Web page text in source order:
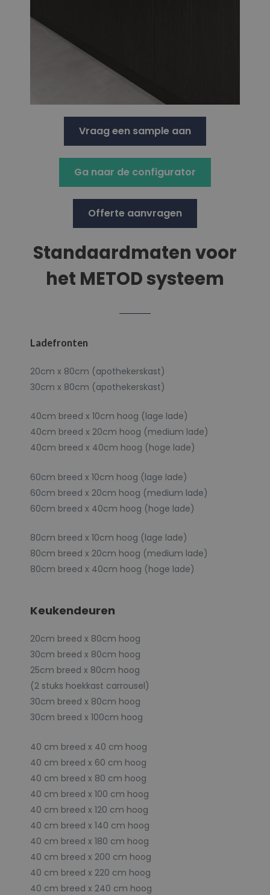
Vraag een sample aan
Ga naar de configurator
Offerte aanvragen
Standaardmaten voor
het METOD systeem
Ladefronten
20cm x 80cm (apothekerskast)
30cm x 80cm (apothekerskast)
40cm breed x 10cm hoog (lage lade)
40cm breed x 20cm hoog (medium lade)
40cm breed x 40cm hoog (hoge lade)
60cm breed x 10cm hoog (lage lade)
60cm breed x 20cm hoog (medium lade)
60cm breed x 40cm hoog (hoge lade)
80cm breed x 10cm hoog (lage lade)
80cm breed x 20cm hoog (medium lade)
80cm breed x 40cm hoog (hoge lade)
Keukendeuren
20cm breed x 80cm hoog
30cm breed x 80cm hoog
25cm breed x 80cm hoog
(2 stuks hoekkast carrousel)
30cm breed x 80cm hoog
30cm breed x 100cm hoog
40 cm breed x 40 cm hoog
40 cm breed x 60 cm hoog
40 cm breed x 80 cm hoog
40 cm breed x 100 cm hoog
40 cm breed x 120 cm hoog
40 cm breed x 140 cm hoog
40 cm breed x 180 cm hoog
40 cm breed x 200 cm hoog
40 cm breed x 220 cm hoog
40 cm breed x 240 cm hoog